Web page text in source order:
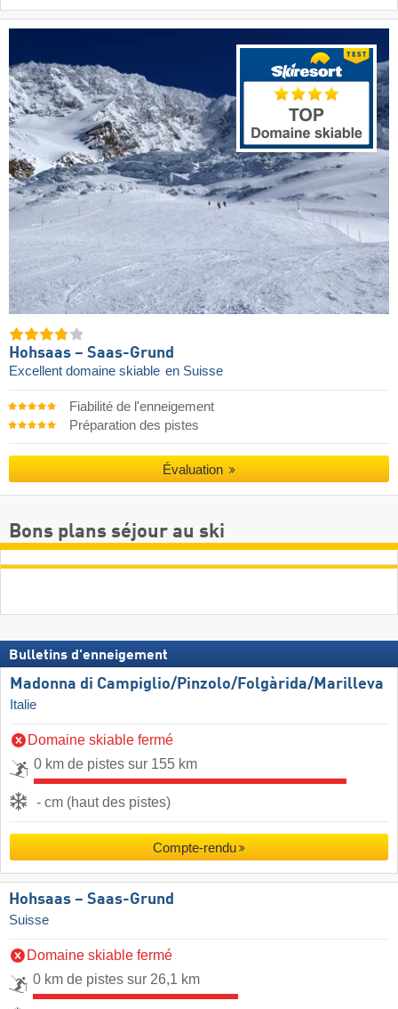
Hohsaas – Saas-Grund
Excellent domaine skiable en Suisse
Fiabilité de l'enneigement
Préparation des pistes
Évaluation
Bons plans séjour au ski
Bulletins d'enneigement
Madonna di Campiglio/​Pinzolo/​Folgàrida/​Marilleva
Italie
Domaine skiable fermé
0 km de pistes sur 155 km
- cm (haut des pistes)
Compte-rendu
Hohsaas – Saas-Grund
Suisse
Domaine skiable fermé
0 km de pistes sur 26,1 km